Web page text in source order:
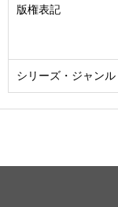
版権表記
シリーズ・ジャンル